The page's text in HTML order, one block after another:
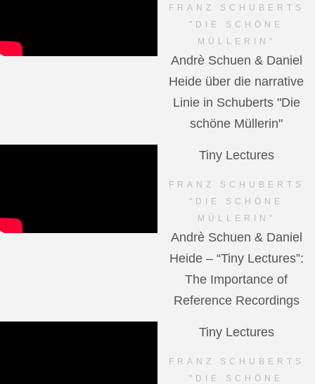
FRANZ SCHUBERTS
"DIE SCHÖNE
MÜLLERIN"
Andrè Schuen & Daniel
Heide über die narrative
Linie in Schuberts "Die
schöne Müllerin"
Tiny Lectures
FRANZ SCHUBERTS
"DIE SCHÖNE
MÜLLERIN"
Andrè Schuen & Daniel
Heide – “Tiny Lectures”:
The Importance of
Reference Recordings
Tiny Lectures
FRANZ SCHUBERTS
"DIE SCHÖNE